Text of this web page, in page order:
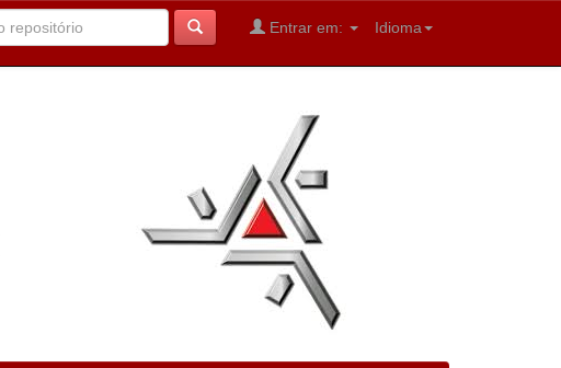
Idioma
Entrar em: